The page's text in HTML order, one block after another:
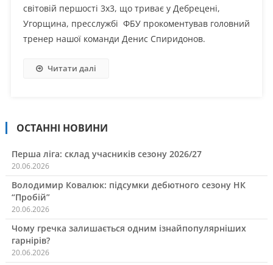
світовій першості 3х3, що триває у Дебрецені,
Угорщина, пресслужбі ФБУ прокоментував головний
тренер нашої команди Денис Спиридонов.
Читати далі
ОСТАННІ НОВИНИ
Перша ліга: склад учасників сезону 2026/27
20.06.2026
Володимир Ковалюк: підсумки дебютного сезону НК
“Пробій”
20.06.2026
Чому гречка залишається одним ізнайпопулярніших
гарнірів?
20.06.2026